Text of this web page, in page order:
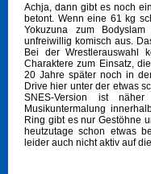
Achja, dann gibt es noch
betont. Wenn eine 61 kg
Yokuzuna zum
unfreiwillig komisch aus.
Bei der Wrestlerauswahl
Charaktere zum Einsatz,
20 Jahre später noch in
Drive hier unter der etwas
SNES-Version ist
Musikuntermalung
Ring gibt es nur Gestöhne
heutzutage schon etwas
leider auch nicht aktiv auf